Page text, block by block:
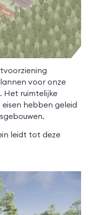
voor onze
Het ruimtelijke
hebben geleid
leidt tot deze